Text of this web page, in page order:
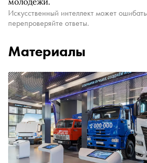
Искусственный интеллект может
перепроверяйте ответы.
Материалы